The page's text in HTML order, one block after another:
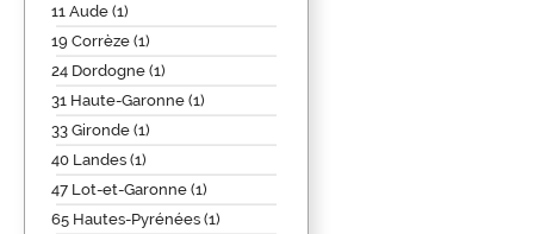
11 Aude (1)
19 Corrèze (1)
24 Dordogne (1)
31 Haute-Garonne (1)
33 Gironde (1)
40 Landes (1)
47 Lot-et-Garonne (1)
65 Hautes-Pyrénées (1)